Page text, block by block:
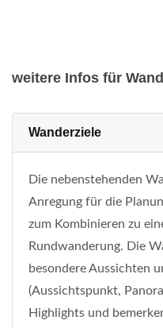
weitere Infos für
Wanderziele
Die nebenstehenden
Anregung für die
zum Kombinieren zu
Rundwanderung. Die
besondere Aussichten
(Aussichtspunkt,
Highlights und